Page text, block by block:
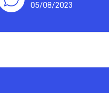
05/08/2023